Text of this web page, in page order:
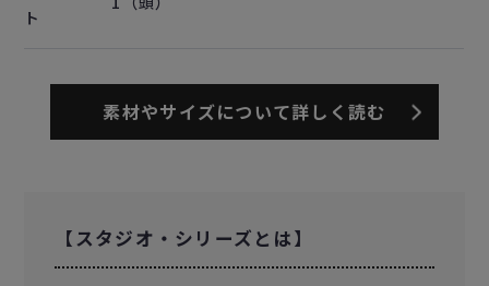
ト
素材やサイズについて詳しく読む
【スタジオ・シリーズとは】